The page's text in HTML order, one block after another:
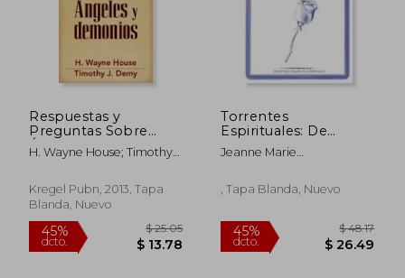
45%
Respuestas y
Preguntas Sobre
Ángeles y Demonios
H. Wayne House; Timothy
Kregel Pubn, 2013, Tapa
Blanda, Nuevo
Torrentes
Espirituales: De
Madame Guyón: 2
(Serie Guyón)
Jeanne Marie
Mothe-Guion
, Tapa Blanda, Nuevo